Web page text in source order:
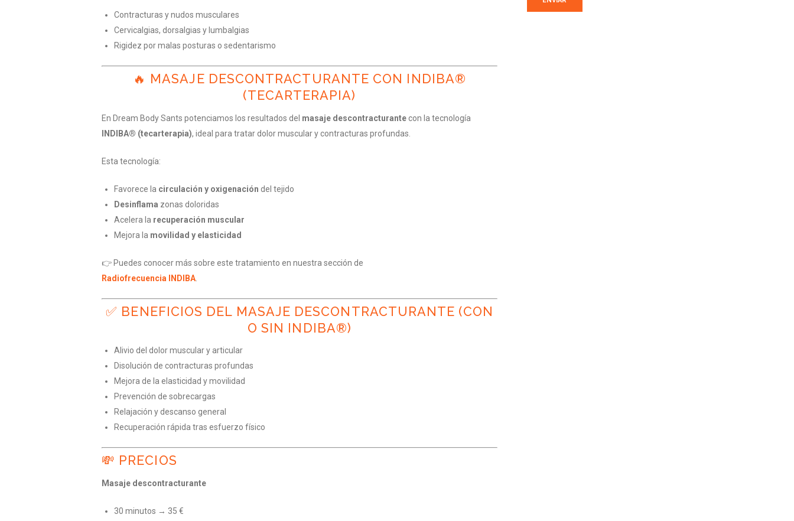
Contracturas y nudos musculares
Cervicalgias, dorsalgias y lumbalgias
Rigidez por malas posturas o sedentarismo
🔥 MASAJE DESCONTRACTURANTE CON INDIBA®
(TECARTERAPIA)
En Dream Body Sants potenciamos los resultados del masaje descontracturantecon la tecnología
INDIBA® (tecarterapia), ideal para tratar dolor muscular y contracturas profundas.
Esta tecnología:
Favorece la circulación y oxigenación del tejido
Desinflama zonas doloridas
Acelera la recuperación muscular
Mejora la movilidad y elasticidad
👉 Puedes conocer más sobre este tratamiento en nuestra sección de
Radiofrecuencia INDIBA
✅ BENEFICIOS DEL MASAJE DESCONTRACTURANTE (CON
O SIN INDIBA®)
Alivio del dolor muscular y articular
Disolución de contracturas profundas
Mejora de la elasticidad y movilidad
Prevención de sobrecargas
Relajación y descanso general
Recuperación rápida tras esfuerzo físico
💸 PRECIOS
Masaje descontracturante
30 minutos → 35 €